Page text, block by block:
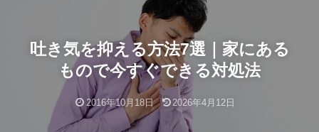
吐き気を抑える方法7選｜家にある
もので今すぐできる対処法
2016年10月18日 2026年4月12日